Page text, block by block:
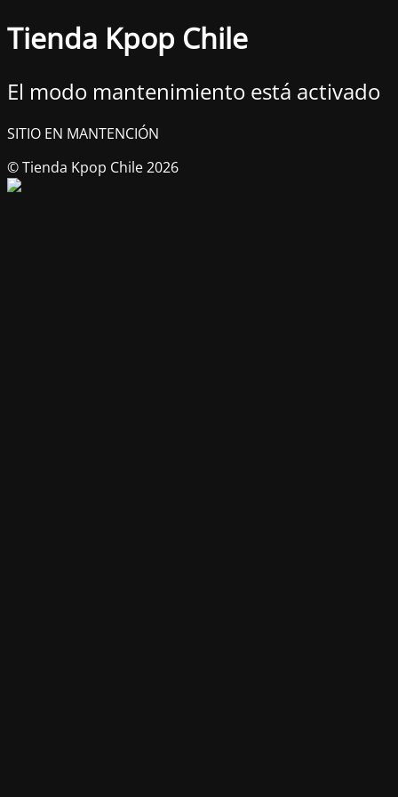
Tienda Kpop Chile
El modo mantenimiento está activado
SITIO EN MANTENCIÓN
© Tienda Kpop Chile 2026